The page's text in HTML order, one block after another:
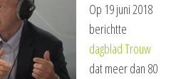
Op 19 juni 2018
berichtte
dagblad Trouw
dat meer dan 80